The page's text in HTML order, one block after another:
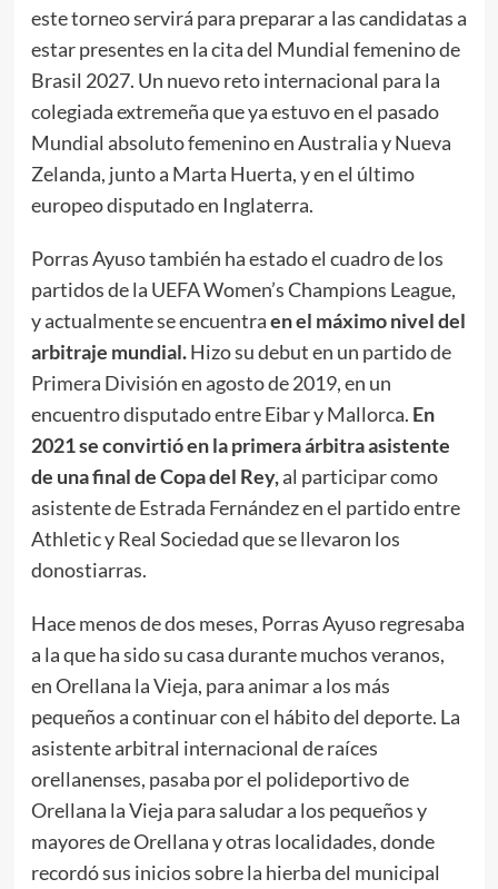
este torneo servirá para preparar a las candidatas a
estar presentes en la cita del Mundial femenino de
Brasil 2027. Un nuevo reto internacional para la
colegiada extremeña que ya estuvo en el pasado
Mundial absoluto femenino en Australia y Nueva
Zelanda, junto a Marta Huerta, y en el último
europeo disputado en Inglaterra.
Porras Ayuso también ha estado el cuadro de los
partidos de la UEFA Women’s Champions League,
y actualmente se encuentraen el máximo nivel del
arbitraje mundial.Hizo su debut en un partido de
Primera División en agosto de 2019, en un
encuentro disputado entre Eibar y Mallorca. En
2021 se convirtió en la primera árbitra asistente
de una final de Copa del Rey,al participar como
asistente de Estrada Fernández en el partido entre
Athletic y Real Sociedad que se llevaron los
donostiarras.
Hace menos de dos meses, Porras Ayuso regresaba
a la que ha sido su casa durante muchos veranos,
en Orellana la Vieja, para animar a los más
pequeños a continuar con el hábito del deporte. La
asistente arbitral internacional de raíces
orellanenses, pasaba por el polideportivo de
Orellana la Vieja para saludar a los pequeños y
mayores de Orellana y otras localidades, donde
recordó sus inicios sobre la hierba del municipal